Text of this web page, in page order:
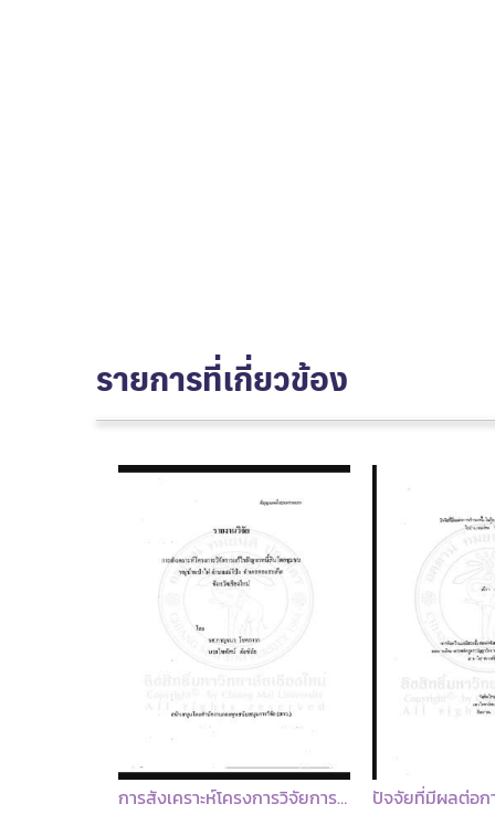
รายการที่เกี่ยวข้อง
ปัจจัยที่มีผลต่อการชำระหนี้เงินกู้ของเกษตรกรลูกค้า ธ.ก.ส. ในอำเภอแม่ทะ จังหวัดลำปาง